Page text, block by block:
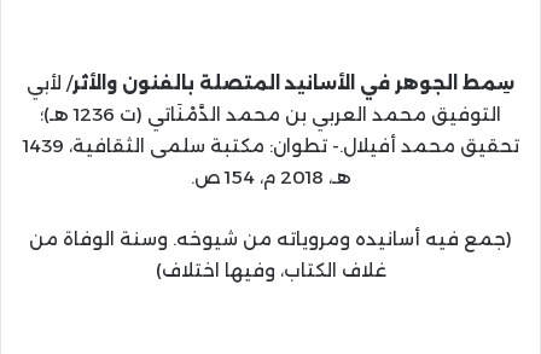
سِمط الجوهر في الأسانيد المتصلة بالفنون والأثر/ لأبي
التوفيق محمد العربي بن محمد الدَّمْنَاتي (ت 1236 هـ)؛
تحقيق محمد أفيلال.- تطوان: مكتبة سلمى الثقافية، 1439
هـ، 2018 م، 154 ص.
(جمع فيه أسانيده ومروياته من شيوخه. وسنة الوفاة من
غلاف الكتاب، وفيها اختلاف)